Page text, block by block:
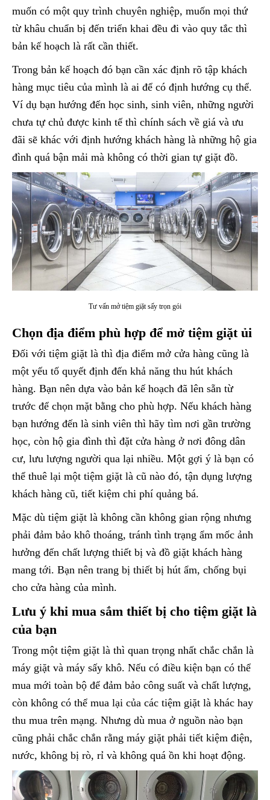
muốn có một quy trình chuyên nghiệp, muốn mọi thứ
từ khâu chuẩn bị đến triển khai đều đi vào quy tắc thì
bản kế hoạch là rất cần thiết.
Trong bản kế hoạch đó bạn cần xác định rõ tập khách
hàng mục tiêu của mình là ai để có định hướng cụ thể.
Ví dụ bạn hướng đến học sinh, sinh viên, những người
chưa tự chủ được kinh tế thì chính sách về giá và ưu
đãi sẽ khác với định hướng khách hàng là những hộ gia
đình quá bận mải mà không có thời gian tự giặt đồ.
Tư vấn mở tiệm giặt sấy trọn gói
Chọn địa điểm phù hợp để mở tiệm giặt ủi
Đối với tiệm giặt là thì địa điểm mở cửa hàng cũng là
một yếu tố quyết định đến khả năng thu hút khách
hàng. Bạn nên dựa vào bản kế hoạch đã lên sẵn từ
trước để chọn mặt bằng cho phù hợp. Nếu khách hàng
bạn hướng đến là sinh viên thì hãy tìm nơi gần trường
học, còn hộ gia đình thì đặt cửa hàng ở nơi đông dân
cư, lưu lượng người qua lại nhiều. Một gợi ý là bạn có
thể thuê lại một tiệm giặt là cũ nào đó, tận dụng lượng
khách hàng cũ, tiết kiệm chi phí quảng bá.
Mặc dù tiệm giặt là không cần không gian rộng nhưng
phải đảm bảo khô thoáng, tránh tình trạng ẩm mốc ảnh
hưởng đến chất lượng thiết bị và đồ giặt khách hàng
mang tới. Bạn nên trang bị thiết bị hút ẩm, chống bụi
cho cửa hàng của mình.
Lưu ý khi mua sắm thiết bị cho tiệm giặt là
của bạn
Trong một tiệm giặt là thì quan trọng nhất chắc chắn là
máy giặt và máy sấy khô. Nếu có điều kiện bạn có thể
mua mới toàn bộ để đảm bảo công suất và chất lượng,
còn không có thể mua lại của các tiệm giặt là khác hay
thu mua trên mạng. Nhưng dù mua ở nguồn nào bạn
cũng phải chắc chắn rằng máy giặt phải tiết kiệm điện,
nước, không bị rò, rỉ và không quá ồn khi hoạt động.